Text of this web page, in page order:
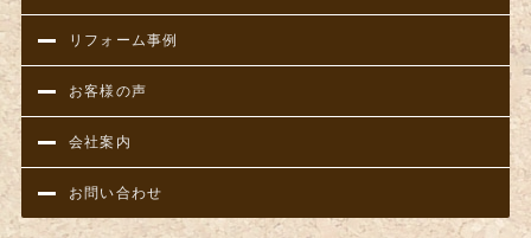
リフォーム事例
お客様の声
会社案内
お問い合わせ